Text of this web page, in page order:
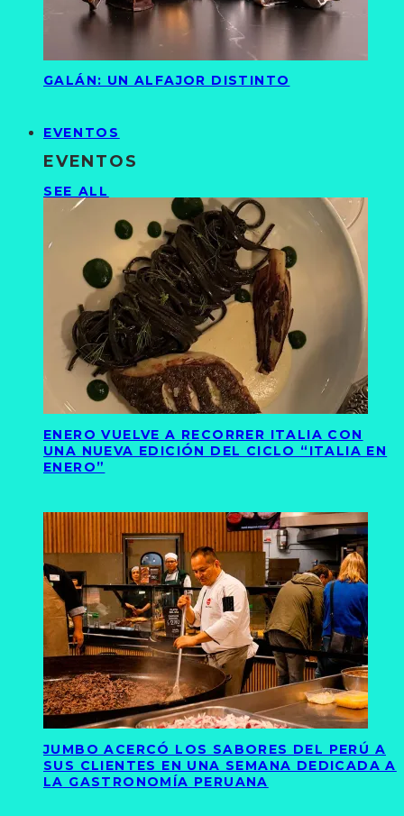
GALÁN: UN ALFAJOR DISTINTO
EVENTOS
EVENTOS
SEE ALL
ENERO VUELVE A RECORRER ITALIA CON
UNA NUEVA EDICIÓN DEL CICLO “ITALIA EN
ENERO”
JUMBO ACERCÓ LOS SABORES DEL PERÚ A
SUS CLIENTES EN UNA SEMANA DEDICADA A
LA GASTRONOMÍA PERUANA